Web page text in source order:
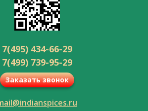
7(495) 434-66-29
7(499) 739-95-29
Заказать звонок